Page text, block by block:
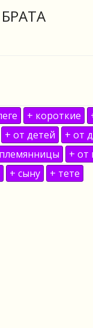
+ короткие
+ от детей
+ от
+ от
+ сыну + тете